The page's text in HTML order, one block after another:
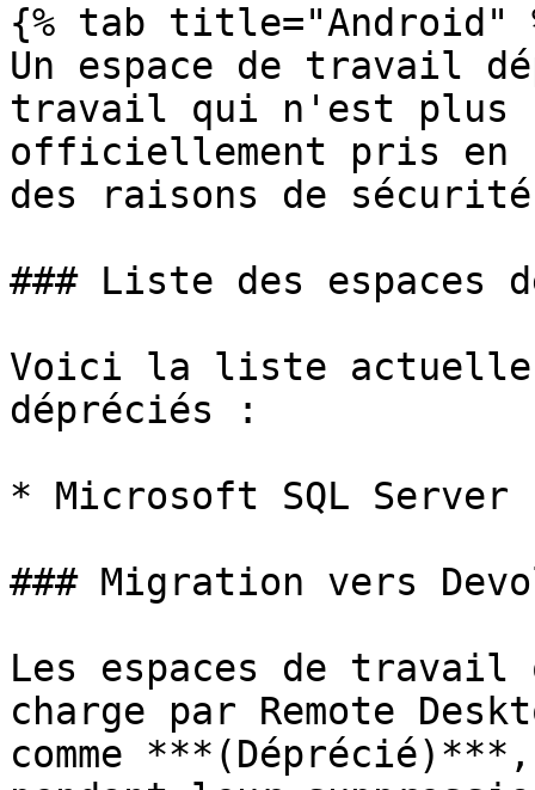
{% tab title="Android"
Un espace de travail
travail qui n'est plus
officiellement pris en
des raisons de
### Liste des espaces
Voici la liste actuelle
dépréciés :
* Microsoft SQL Server
### Migration vers
Les espaces de
charge par Remote
comme